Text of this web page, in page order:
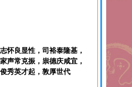
怀良显性，司裕泰隆基，
声常克振，祟德庆咸宜，
秀英才起，敦厚世代